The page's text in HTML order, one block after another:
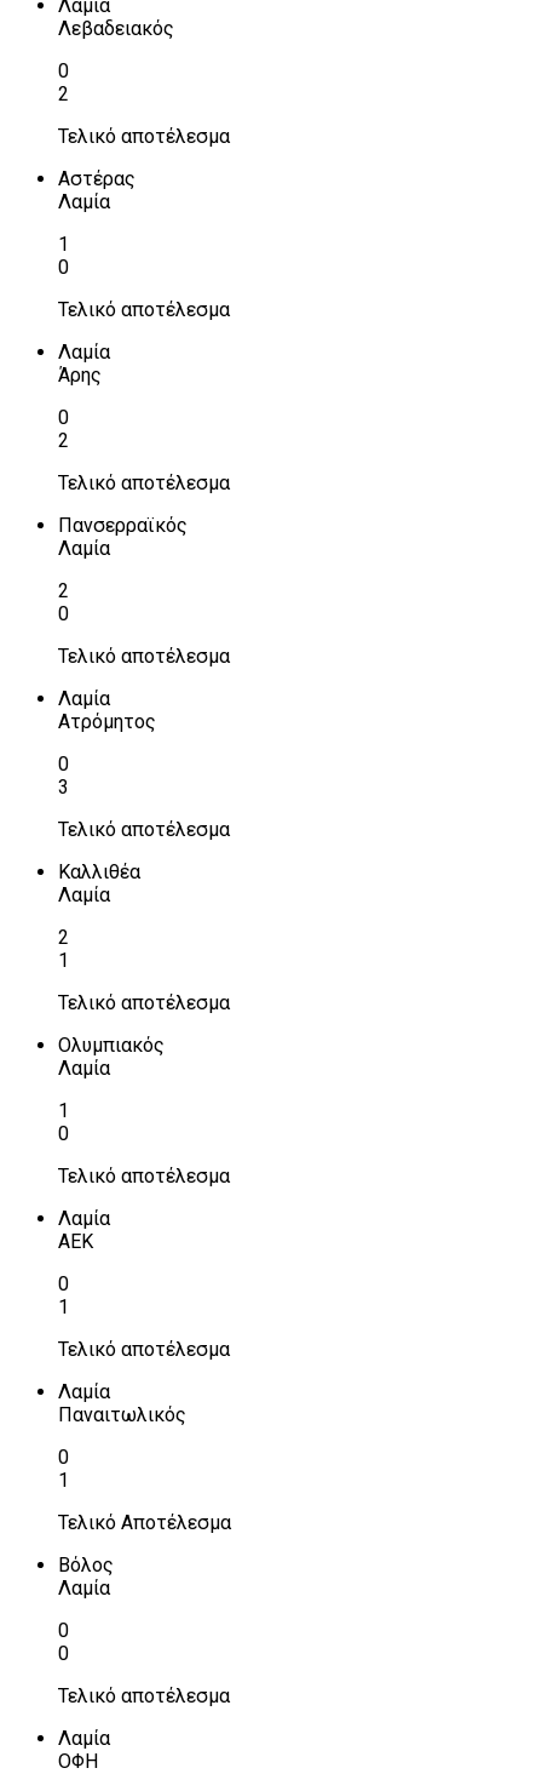
Λαμία
Λεβαδειακός
0
2
Τελικό αποτέλεσμα
Αστέρας
Λαμία
1
0
Τελικό αποτέλεσμα
Λαμία
Άρης
0
2
Τελικό αποτέλεσμα
Πανσερραϊκός
Λαμία
2
0
Τελικό αποτέλεσμα
Λαμία
Ατρόμητος
0
3
Τελικό αποτέλεσμα
Καλλιθέα
Λαμία
2
1
Τελικό αποτέλεσμα
Ολυμπιακός
Λαμία
1
0
Τελικό αποτέλεσμα
Λαμία
ΑΕΚ
0
1
Τελικό αποτέλεσμα
Λαμία
Παναιτωλικός
0
1
Τελικό Αποτέλεσμα
Βόλος
Λαμία
0
0
Τελικό αποτέλεσμα
Λαμία
ΟΦΗ